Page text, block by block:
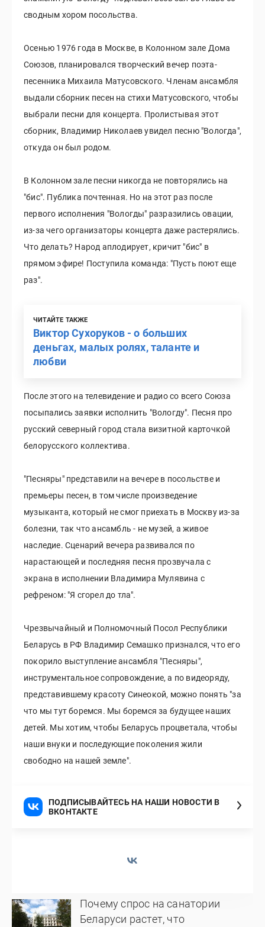
сводным хором посольства.
Осенью 1976 года в Москве, в Колонном зале Дома
Союзов, планировался творческий вечер поэта-
песенника Михаила Матусовского. Членам ансамбля
выдали сборник песен на стихи Матусовского, чтобы
выбрали песни для концерта. Пролистывая этот
сборник, Владимир Николаев увидел песню "Вологда",
откуда он был родом.
В Колонном зале песни никогда не повторялись на
"бис". Публика почтенная. Но на этот раз после
первого исполнения "Вологды" разразились овации,
из-за чего организаторы концерта даже растерялись.
Что делать? Народ аплодирует, кричит "бис" в
прямом эфире! Поступила команда: "Пусть поют еще
раз".
ЧИТАЙТЕ ТАКЖЕ
Виктор Сухоруков - о больших
деньгах, малых ролях, таланте и
любви
После этого на телевидение и радио со всего Союза
посыпались заявки исполнить "Вологду". Песня про
русский северный город стала визитной карточкой
белорусского коллектива.
"Песняры" представили на вечере в посольстве и
премьеры песен, в том числе произведение
музыканта, который не смог приехать в Москву из-за
болезни, так что ансамбль - не музей, а живое
наследие. Сценарий вечера развивался по
нарастающей и последняя песня прозвучала с
экрана в исполнении Владимира Мулявина с
рефреном: "Я сгорел до тла".
Чрезвычайный и Полномочный Посол Республики
Беларусь в РФ Владимир Семашко признался, что его
покорило выступление ансамбля "Песняры",
инструментальное сопровождение, а по видеоряду,
представившему красоту Синеокой, можно понять "за
что мы тут боремся. Мы боремся за будущее наших
детей. Мы хотим, чтобы Беларусь процветала, чтобы
наши внуки и последующие поколения жили
свободно на нашей земле".
ПОДПИСЫВАЙТЕСЬ НА НАШИ НОВОСТИ В
ВКОНТАКТЕ
Почему спрос на санатории
Беларуси растет, что